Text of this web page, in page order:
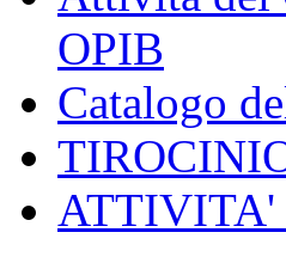
OPIB
Catalogo
ATTIVITA'